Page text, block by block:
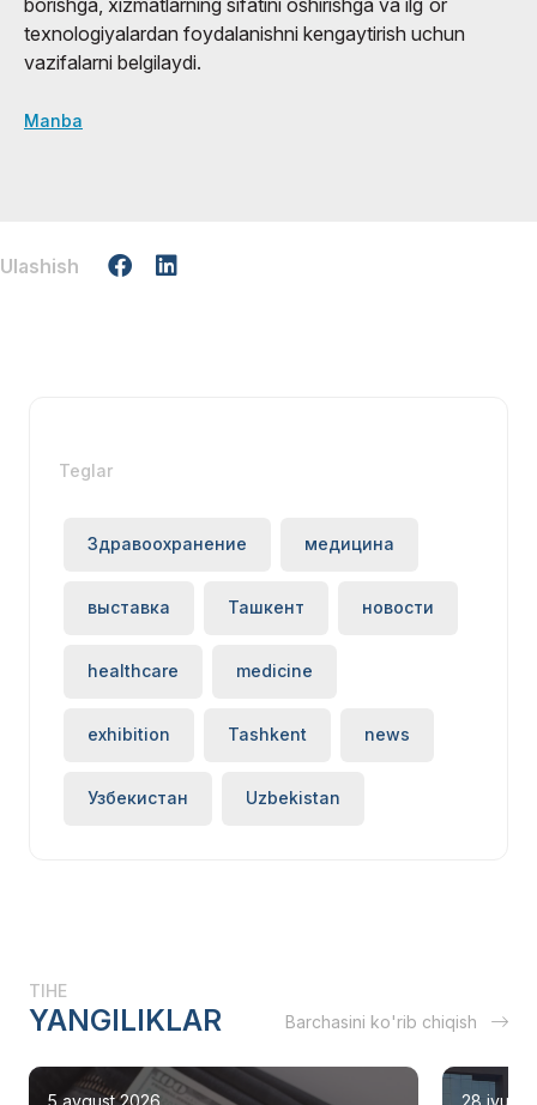
texnologiyalardan foydalanishni kengaytirish uchun
vazifalarni belgilaydi.
Manba
Ulashish
Teglar
Здравоохранение медицина
выставка Ташкент новости
healthcare medicine
exhibition Tashkent news
Узбекистан Uzbekistan
TIHE
YANGILIKLAR Barchasini ko'rib chiqish
5 avgust 2026
28 iyul